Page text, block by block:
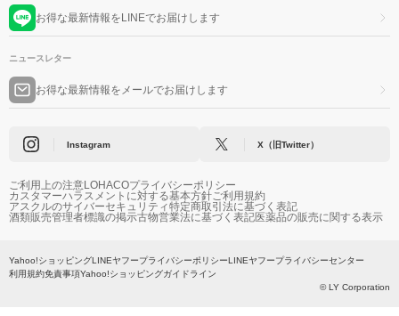
お得な最新情報をLINEでお届けします
ニュースレター
お得な最新情報をメールでお届けします
Instagram X（旧Twitter）
ご利用上の注意LOHACOプライバシーポリシー
カスタマーハラスメントに対する基本方針ご利用規約
アスクルのサイバーセキュリティ特定商取引法に基づく表記
酒類販売管理者標識の掲示古物営業法に基づく表記医薬品の販売に関する表示
Yahoo!ショッピングLINEヤフープライバシーポリシーLINEヤフープライバシーセンター
利用規約免責事項Yahoo!ショッピングガイドライン
© LY Corporation